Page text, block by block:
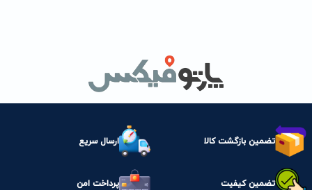
تضمین بازگشت کالا ارسال سریع
تضمین کیفیت پرداخت امن